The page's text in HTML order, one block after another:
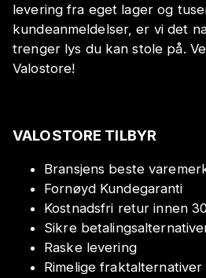
levering fra eget lager og
kundeanmeldelser, er vi det
trenger lys du kan stole på.
Valostore!
VALOSTORE TILBYR
Bransjens beste
Fornøyd Kundegaranti
Kostnadsfri retur innen
Sikre
Raske levering
Rimelige